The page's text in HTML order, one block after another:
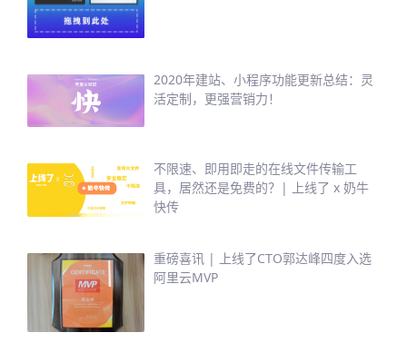
2020年建站、小程序功能更新总结：灵
活定制，更强营销力！
不限速、即用即走的在线文件传输工
具，居然还是免费的？| 上线了 x 奶牛
快传
重磅喜讯 | 上线了CTO郭达峰四度入选
阿里云MVP